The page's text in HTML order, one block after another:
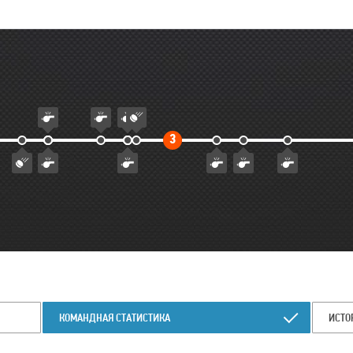
3Третий
КОМАНДНАЯ СТАТИСТИКА